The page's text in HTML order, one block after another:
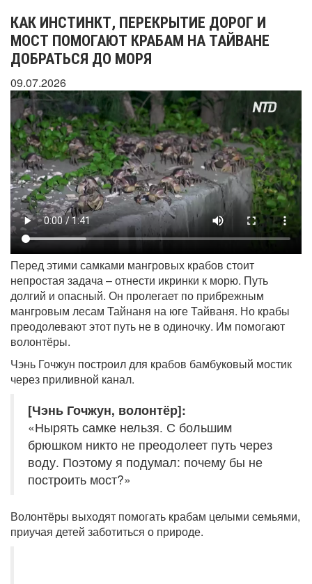
КАК ИНСТИНКТ, ПЕРЕКРЫТИЕ ДОРОГ И
МОСТ ПОМОГАЮТ КРАБАМ НА ТАЙВАНЕ
ДОБРАТЬСЯ ДО МОРЯ
09.07.2026
Перед этими самками мангровых крабов стоит
непростая задача – отнести икринки к морю. Путь
долгий и опасный. Он пролегает по прибрежным
мангровым лесам Тайнаня на юге Тайваня. Но крабы
преодолевают этот путь не в одиночку. Им помогают
волонтёры.
Чэнь Гочжун построил для крабов бамбуковый мостик
через приливной канал.
[Чэнь Гочжун, волонтёр]:
«Нырять самке нельзя. С большим
брюшком никто не преодолеет путь через
воду. Поэтому я подумал: почему бы не
построить мост?»
Волонтёры выходят помогать крабам целыми семьями,
приучая детей заботиться о природе.